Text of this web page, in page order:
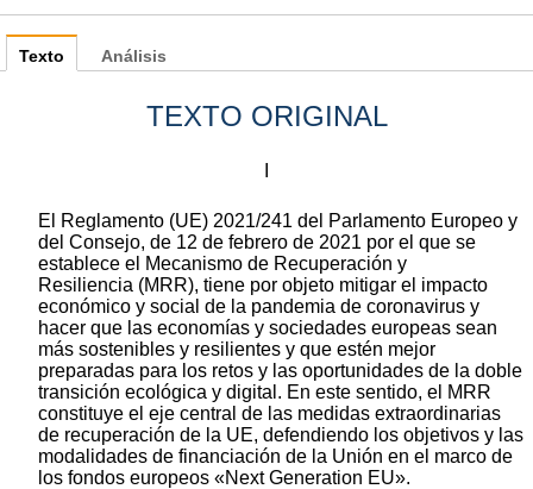
Texto
TEXTO ORIGINAL
El Reglamento (UE) 2021/241 del Parlamento Europeo y
del Consejo, de 12 de febrero de 2021 por el que se
establece el Mecanismo de Recuperación y
Resiliencia (MRR), tiene por objeto mitigar el impacto
económico y social de la pandemia de coronavirus y
hacer que las economías y sociedades europeas sean
más sostenibles y resilientes y que estén mejor
preparadas para los retos y las oportunidades de la doble
transición ecológica y digital. En este sentido, el MRR
constituye el eje central de las medidas extraordinarias
de recuperación de la UE, defendiendo los objetivos y las
modalidades de financiación de la Unión en el marco de
los fondos europeos «Next Generation EU».
Análisis